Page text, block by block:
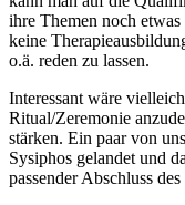
ihre Themen noch
keine
o.ä. reden zu lassen.
Interessant wäre
Ritual/Zeremonie
stärken. Ein paar von
Sysiphos gelandet und
passender Abschluss